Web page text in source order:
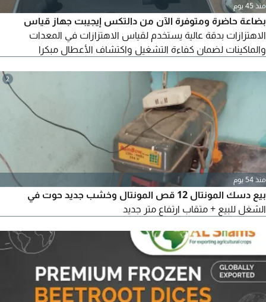
منذ 45 يوم
بضاعة حاضرة ومتوفرة الآن من دالتكس إيجيبت جهاز قياس
الاهتزازات بدقة عالية يستخدم لقياس الاهتزازات في المعدات
والماكينات لضمان كفاءة التشغيل واكتشاف الأعطال مبكرا
2
منذ 54 يوم
بيع دسك المونتال 12 قص المونتال وخشب جديد حوت في
الشغل للبيع + متقاب ارتفاع متر جديد